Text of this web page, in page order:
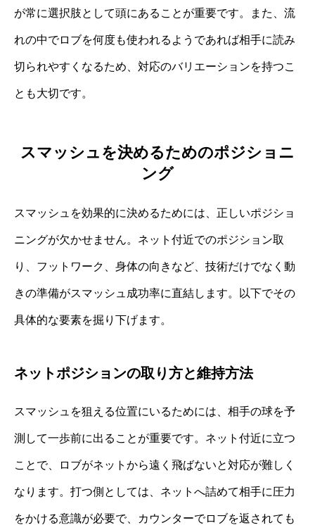
が常に選択肢として頭にあることが重要です。また、流
れの中でロブを何度も使われるようであれば相手に読み
切られやすくなるため、対応のバリエーションを持つこ
とも大切です。
スマッシュを決めるためのポジショニ
ング
スマッシュを効果的に決めるためには、正しいポジショ
ニングが欠かせません。ネット付近でのポジション取
り、フットワーク、身体の向きなど、技術だけでなく動
きの準備がスマッシュ成功率に直結します。以下でその
具体的な要素を掘り下げます。
ネットポジションの取り方と維持方法
スマッシュを狙える位置にいるためには、相手の球を予
測して一歩前に出ることが重要です。ネット付近に立つ
ことで、ロブがネットから遠く飛ばないと対応が難しく
なります。打つ側としては、ネットへ詰めて相手に圧力
をかける意識が必要で、カウンターでロブを返されても